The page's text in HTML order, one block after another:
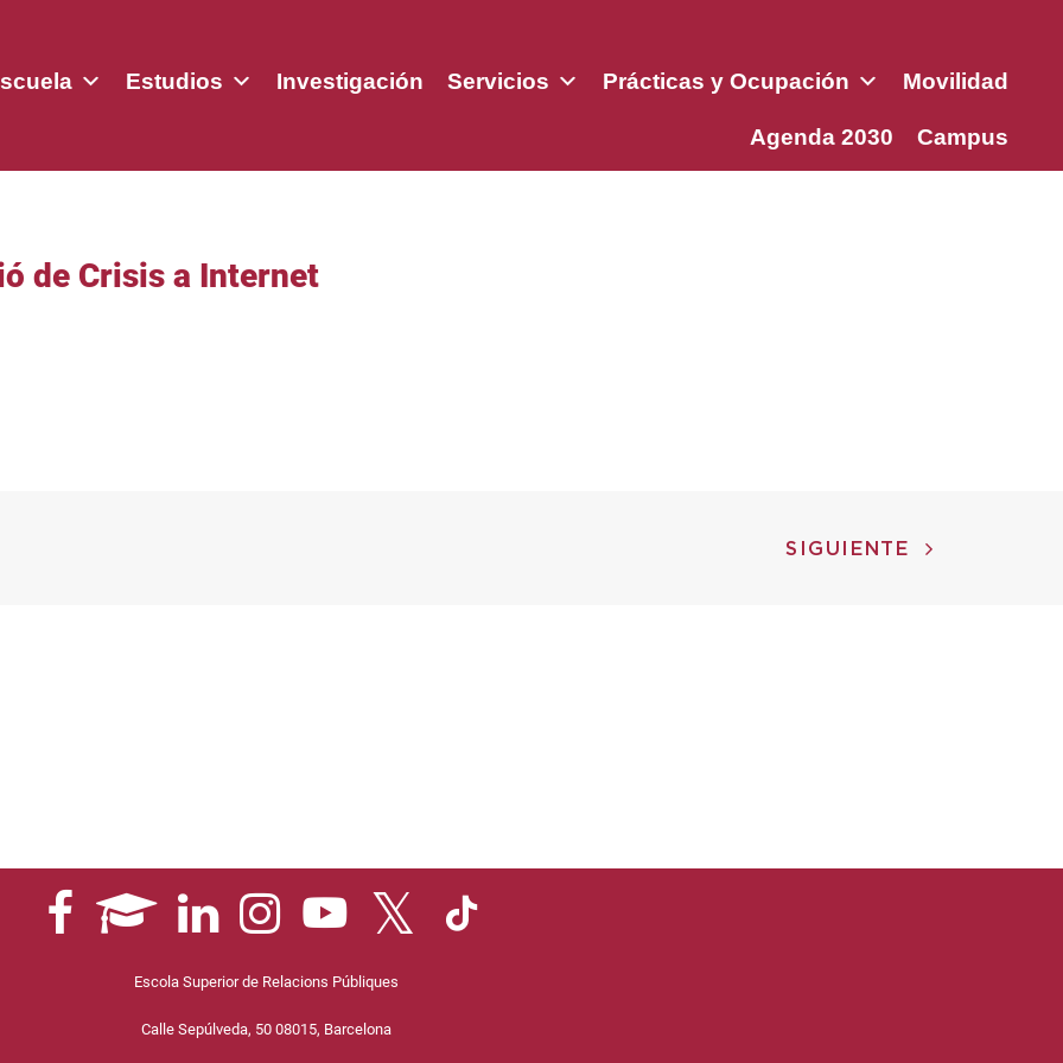
Estudios Investigación Servicios Prácticas y Ocupación Movilidad
Agenda 2030 Campus
de Crisis a Internet
SIGUIENTE
Escola Superior de Relacions Públiques
Calle Sepúlveda, 50 08015, Barcelona